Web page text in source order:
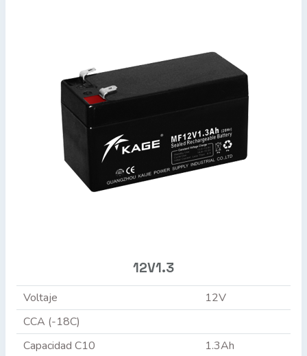
12V1.3
Voltaje
12V
CCA (-18C)
Capacidad C10
1.3Ah